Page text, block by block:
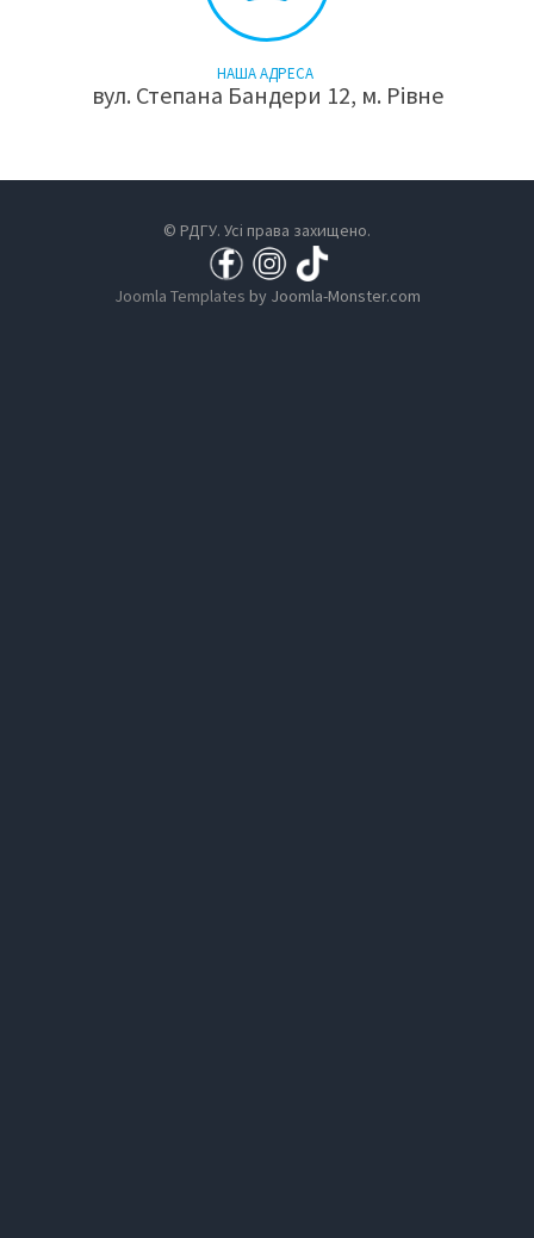
НАША АДРЕСА
вул. Степана Бандери 12, м. Рівне
© РДГУ. Усі права захищено.
Joomla Templates by Joomla-Monster.com